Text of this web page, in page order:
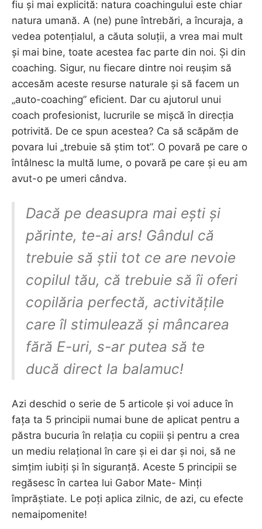
fiu și mai explicită: natura coachingului este chiar
natura umană. A (ne) pune întrebări, a încuraja, a
vedea potențialul, a căuta soluții, a vrea mai mult
și mai bine, toate acestea fac parte din noi. Și din
coaching. Sigur, nu fiecare dintre noi reușim să
accesăm aceste resurse naturale și să facem un
„auto-coaching” eficient. Dar cu ajutorul unui
coach profesionist, lucrurile se mișcă în direcția
potrivită. De ce spun acestea? Ca să scăpăm de
povara lui „trebuie să știm tot”. O povară pe care o
întâlnesc la multă lume, o povară pe care și eu am
avut-o pe umeri cândva.
Dacă pe deasupra mai ești și
părinte, te-ai ars! Gândul că
trebuie să știi tot ce are nevoie
copilul tău, că trebuie să îi oferi
copilăria perfectă, activitățile
care îl stimulează și mâncarea
fără E-uri, s-ar putea să te
ducă direct la balamuc!
Azi deschid o serie de 5 articole și voi aduce în
fața ta 5 principii numai bune de aplicat pentru a
păstra bucuria în relația cu copiii și pentru a crea
un mediu relațional în care și ei dar și noi, să ne
simțim iubiți și în siguranță. Aceste 5 principii se
regăsesc în cartea lui Gabor Mate- Minți
împrăștiate. Le poți aplica zilnic, de azi, cu efecte
nemaipomenite!